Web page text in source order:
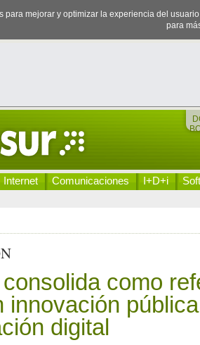
para mejorar y optimizar la experiencia del
para
Internet Comunicaciones I+D+i
como
innovación
digital